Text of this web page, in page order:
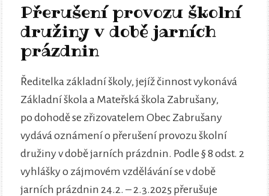
Přerušení provozu školní
družiny v době jarních
prázdnin
Ředitelka základní školy, jejíž činnost vykonává
Základní škola a Mateřská škola Zabrušany,
po dohodě se zřizovatelem Obec Zabrušany
vydává oznámení o přerušení provozu školní
družiny v době jarních prázdnin. Podle § 8 odst. 2
vyhlášky o zájmovém vzdělávání se v době
jarních prázdnin 24.2. – 2.3.2025 přerušuje